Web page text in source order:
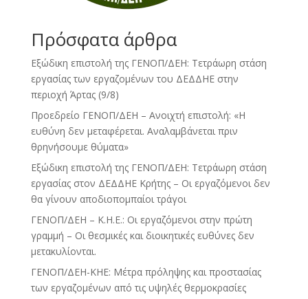
Πρόσφατα άρθρα
Εξώδικη επιστολή της ΓΕΝΟΠ/ΔΕΗ: Τετράωρη στάση
εργασίας των εργαζομένων του ΔΕΔΔΗΕ στην
περιοχή Άρτας (9/8)
Προεδρείο ΓΕΝΟΠ/ΔΕΗ – Ανοιχτή επιστολή: «Η
ευθύνη δεν μεταφέρεται. Αναλαμβάνεται πριν
θρηνήσουμε θύματα»
Εξώδικη επιστολή της ΓΕΝΟΠ/ΔΕΗ: Τετράωρη στάση
εργασίας στον ΔΕΔΔΗΕ Κρήτης – Οι εργαζόμενοι δεν
θα γίνουν αποδιοπομπαίοι τράγοι
ΓΕΝΟΠ/ΔΕΗ – Κ.Η.Ε.: Οι εργαζόμενοι στην πρώτη
γραμμή – Οι θεσμικές και διοικητικές ευθύνες δεν
μετακυλίονται.
ΓΕΝΟΠ/ΔΕΗ-ΚΗΕ: Μέτρα πρόληψης και προστασίας
των εργαζομένων από τις υψηλές θερμοκρασίες